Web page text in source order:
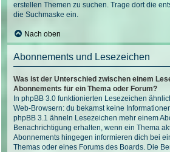
erstellen Themen zu suchen. Trage dort die
die Suchmaske ein.
Nach oben
Abonnements und Lesezeichen
Was ist der Unterschied zwischen einem
Abonnements für ein Thema oder Forum?
In phpBB 3.0 funktionierten Lesezeichen
Web-Browsern: du bekamst keine
phpBB 3.1 ähneln Lesezeichen mehr einem
Benachrichtigung erhalten, wenn ein Thema
Abonnements hingegen informieren dich bei
Themas oder eines Forums des Boards. Die